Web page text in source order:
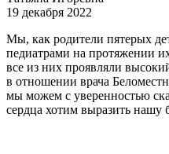
19 декабря 2022
Мы, как родители пятерых
педиатрами на протяжении
все из них проявляли
в отношении врача
мы можем с уверенностью
сердца хотим выразить нашу